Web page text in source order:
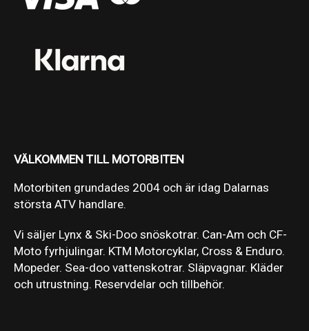
VÄLKOMMEN TILL MOTORBITEN
Motorbiten grundades 2004 och är idag Dalarnas
största ATV handlare.
Vi säljer Lynx & Ski-Doo snöskotrar. Can-Am och CF-
Moto fyrhjulingar. KTM Motorcyklar, Cross & Enduro.
Mopeder. Sea-doo vattenskotrar. Släpvagnar. Kläder
och utrustning. Reservdelar och tillbehör.